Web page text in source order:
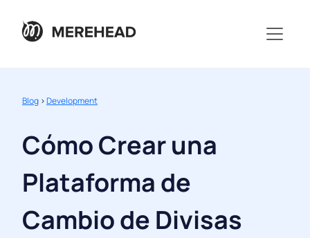
Blog >Development
Cómo Crear una
Plataforma de
Cambio de Divisas